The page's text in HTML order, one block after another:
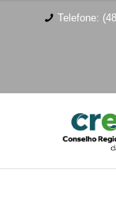
Telefone: